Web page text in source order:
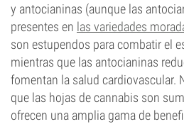
y antocianinas (aunque las
presentes en las variedades
son estupendos para combatir el
mientras que las antocianinas
fomentan la salud cardiovascular.
que las hojas de cannabis son
ofrecen una amplia gama de